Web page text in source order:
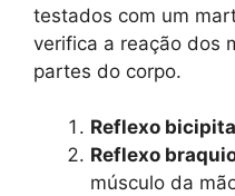
testados com um
verifica a reação dos
partes do corpo.
Reflexo
Reflexo
músculo da